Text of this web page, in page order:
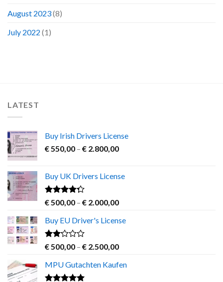
August 2023(8)
July 2022 (1)
LATEST
Buy Irish Drivers License
€ 550,00 – € 2.800,00Price
through
Buy UK Drivers License
Rated
out
of 5
€ 500,00 – € 2.000,00Price
€ 500,00
€ 2.000,00
Buy EU Driver's License
Rated
out
of 5
€ 500,00 – € 2.500,00Price
€ 500,00
MPU Gutachten Kaufen